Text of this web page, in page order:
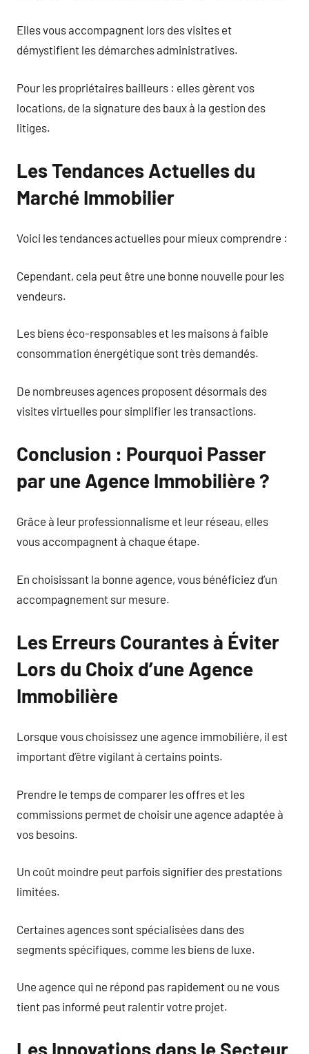
Elles vous accompagnent lors des visites et
démystifient les démarches administratives.
Pour les propriétaires bailleurs : elles gèrent vos
locations, de la signature des baux à la gestion des
litiges.
Les Tendances Actuelles du
Marché Immobilier
Voici les tendances actuelles pour mieux comprendre :
Cependant, cela peut être une bonne nouvelle pour les
vendeurs.
Les biens éco-responsables et les maisons à faible
consommation énergétique sont très demandés.
De nombreuses agences proposent désormais des
visites virtuelles pour simplifier les transactions.
Conclusion : Pourquoi Passer
par une Agence Immobilière ?
Grâce à leur professionnalisme et leur réseau, elles
vous accompagnent à chaque étape.
En choisissant la bonne agence, vous bénéficiez d’un
accompagnement sur mesure.
Les Erreurs Courantes à Éviter
Lors du Choix d’une Agence
Immobilière
Lorsque vous choisissez une agence immobilière, il est
important d’être vigilant à certains points.
Prendre le temps de comparer les offres et les
commissions permet de choisir une agence adaptée à
vos besoins.
Un coût moindre peut parfois signifier des prestations
limitées.
Certaines agences sont spécialisées dans des
segments spécifiques, comme les biens de luxe.
Une agence qui ne répond pas rapidement ou ne vous
tient pas informé peut ralentir votre projet.
Les Innovations dans le Secteur